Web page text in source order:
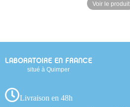
Voir le produit
LABORATOIRE EN FRANCE
situé à Quimper
Livraison en 48h